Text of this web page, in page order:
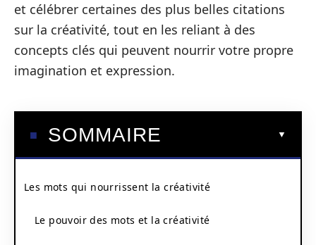
et célébrer certaines des plus belles citations
sur la créativité, tout en les reliant à des
concepts clés qui peuvent nourrir votre propre
imagination et expression.
SOMMAIRE
Les mots qui nourrissent la créativité
Le pouvoir des mots et la créativité